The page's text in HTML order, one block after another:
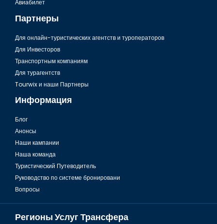
Авиабилет
Партнеры
Для онлайн-туристических агентств и туроператоров
Для Инвесторов
Транспортным компаниям
Для турагентств
Tourwix и наши Партнеры
Информация
Блог
Анонсы
Наши кампании
Наша команда
Туристический Путеводитель
Руководство по системе бронировани
Вопросы
Регионы Услуг Трансфера